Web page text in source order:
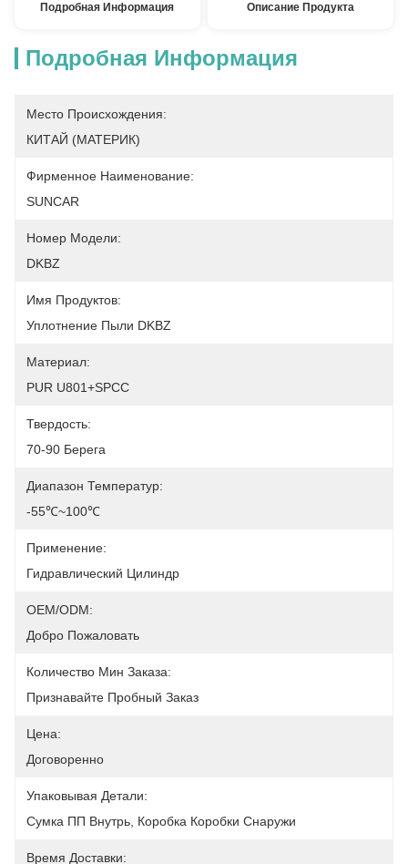
Подробная Информация Описание Продукта
Подробная Информация
Место Происхождения:
КИТАЙ (МАТЕРИК)
Фирменное Наименование:
SUNCAR
Номер Модели:
DKBZ
Имя Продуктов:
Уплотнение Пыли DKBZ
Материал:
PUR U801+SPCC
Твердость:
70-90 Берега
Диапазон Температур:
-55℃~100℃
Применение:
Гидравлический Цилиндр
OEM/ODM:
Добро Пожаловать
Количество Мин Заказа:
Признавайте Пробный Заказ
Цена:
Договоренно
Упаковывая Детали:
Сумка ПП Внутрь, Коробка Коробки Снаружи
Время Доставки: